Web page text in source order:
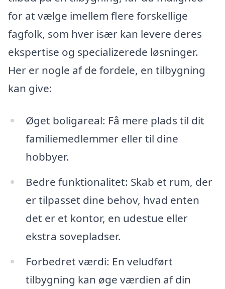
for at vælge imellem flere forskellige
fagfolk, som hver især kan levere deres
ekspertise og specialize­rede løsninger.
Her er nogle af de fordele, en tilbygning
kan give:
Øget boligareal: Få mere plads til dit
familiemedlemmer eller til dine
hobbyer.
Bedre funktionalitet: Skab et rum, der
er tilpasset dine behov, hvad enten
det er et kontor, en udestue eller
ekstra sovepladser.
Forbedret værdi: En veludført
tilbygning kan øge værdien af din